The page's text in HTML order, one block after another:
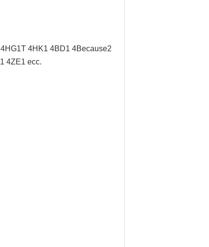
4HK1 4BD1 4Because2
4ZE1 ecc.